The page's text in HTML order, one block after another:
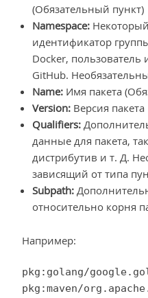
(Обязательный пункт)
Namespace:
идентификатор
Docker, пользователь
GitHub.
Name: Имя пакета
Version: Версия пакета
Qualifiers:
данные для пакета,
дистрибутив и т. Д.
зависящий от типа
Subpath:
относительно корня
Например:
pkg:golang/
pkg:maven/